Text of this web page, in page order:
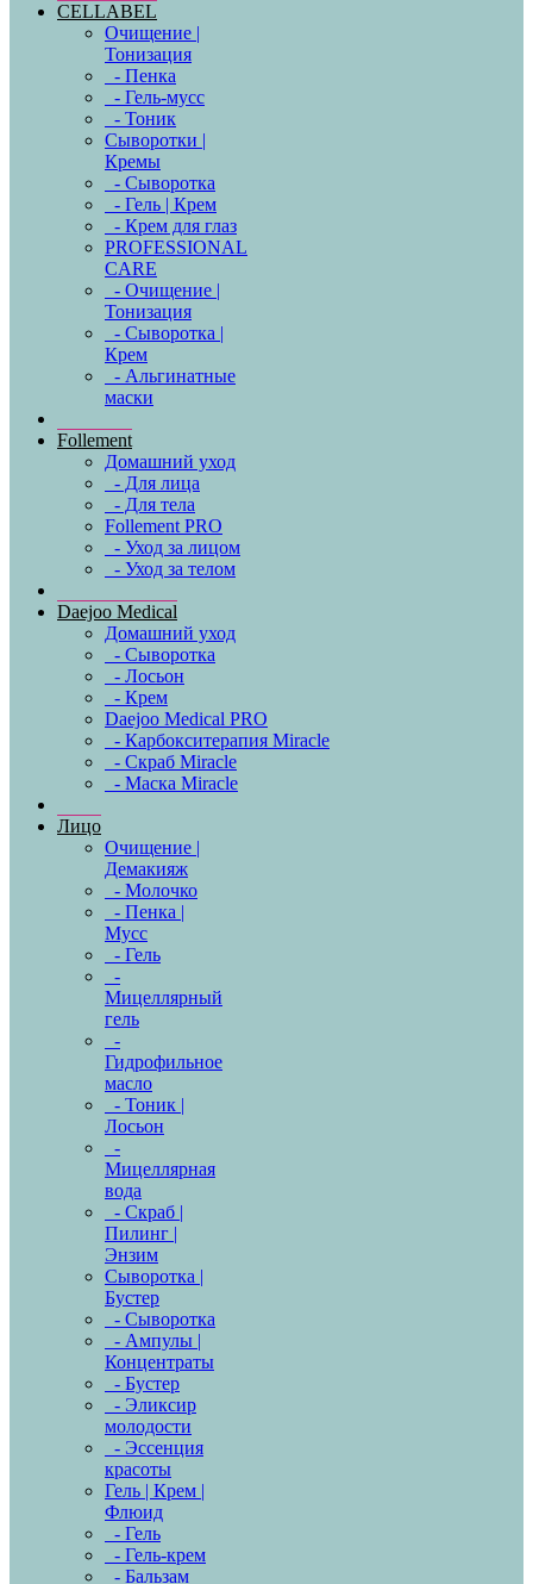
CELLABEL
Очищение |
Тонизация
- Пенка
- Гель-мусс
- Тоник
Сыворотки |
Кремы
- Сыворотка
- Гель | Крем
- Крем для глаз
PROFESSIONAL
CARE
- Очищение |
Тонизация
- Сыворотка |
Крем
- Альгинатные
маски
Follement
Домашний уход
- Для лица
- Для тела
Follement PRO
- Уход за лицом
- Уход за телом
Daejoo Medical
Домашний уход
- Сыворотка
- Лосьон
- Крем
Daejoo Medical PRO
- Карбокситерапия Miracle
- Скраб Miracle
- Маска Miracle
Лицо
Очищение |
Демакияж
- Молочко
- Пенка |
Мусс
- Гель
-
Мицеллярный
гель
-
Гидрофильное
масло
- Тоник |
Лосьон
-
Мицеллярная
вода
- Скраб |
Пилинг |
Энзим
Сыворотка |
Бустер
- Сыворотка
- Ампулы |
Концентраты
- Бустер
- Эликсир
молодости
- Эссенция
красоты
Гель | Крем |
Флюид
- Гель
- Гель-крем
- Бальзам